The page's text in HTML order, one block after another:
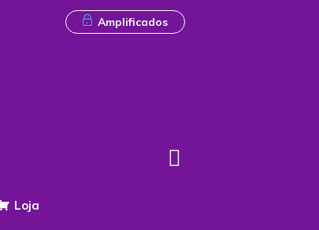
Amplificados
Loja